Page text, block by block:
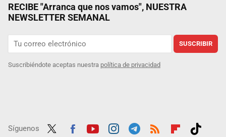
RECIBE "Arranca que nos vamos", NUESTRA
NEWSLETTER SEMANAL
SUSCRIBIR
Suscribiéndote aceptas nuestra política de privacidad
Síguenos